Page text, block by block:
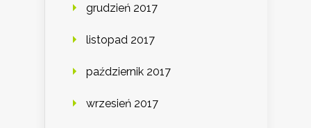
grudzień 2017
listopad 2017
październik 2017
wrzesień 2017